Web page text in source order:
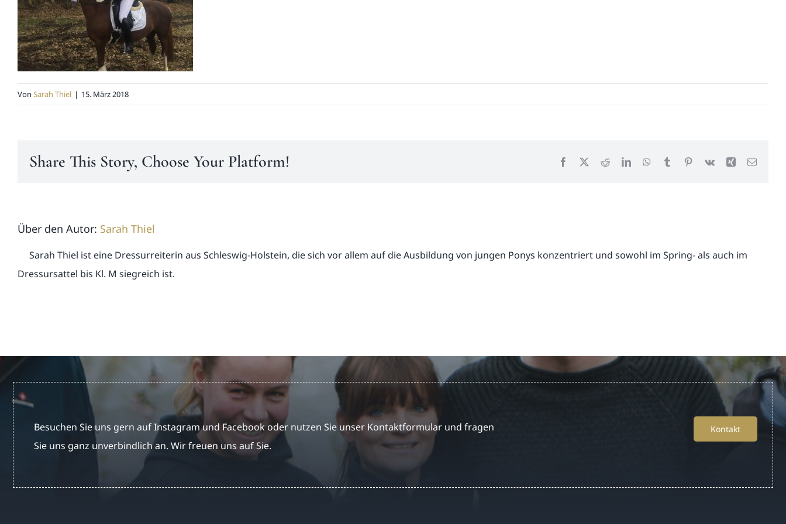
Von Sarah Thiel | 15. März 2018
Share This Story, Choose Your Platform! Facebook RedditLinkedInWhatsApp
Tumblr Pinterest
Vk Xing E-
Über den Autor: Sarah Thiel
Sarah Thiel ist eine Dressurreiterin aus Schleswig-Holstein, die sich vor allem auf die Ausbildung von jungen Ponys konzentriert und sowohl im Spring- als auch im
Dressursattel bis Kl. M siegreich ist.
Besuchen Sie uns gern auf Instagram und Facebook oder nutzen Sie unser Kontaktformular und fragen
Sie uns ganz unverbindlich an. Wir freuen uns auf Sie.
Kontakt